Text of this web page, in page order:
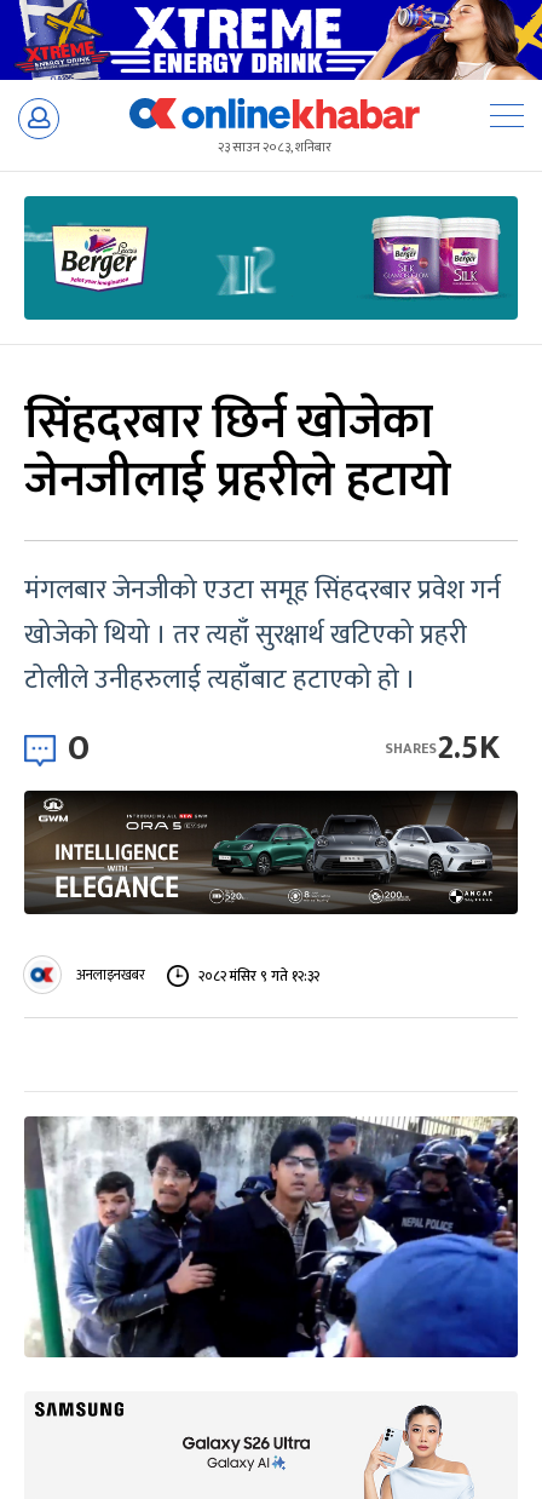
Skip
२३ साउन २०८३, शनिबार
सिंहदरबार छिर्न खोजेका
जेनजीलाई प्रहरीले हटायो
मंगलबार जेनजीको एउटा समूह सिंहदरबार प्रवेश गर्न
खोजेको थियो । तर त्यहाँ सुरक्षार्थ खटिएको प्रहरी
टोलीले उनीहरुलाई त्यहाँबाट हटाएको हो ।
0 2.5K
SHARES
अनलाइनखबर २०८२ मंसिर ९ गते १२:३२